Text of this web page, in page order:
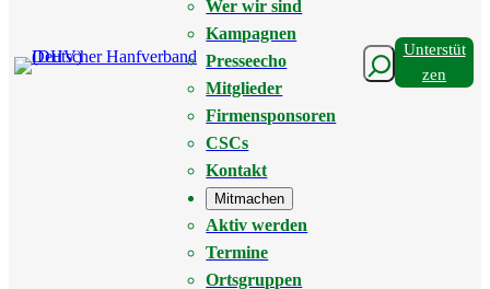
Wer wir sind
Kampagnen
Presseecho
Mitglieder
Firmensponsoren
CSCs
Kontakt
Mitmachen
Aktiv werden
Termine
Ortsgruppen
SuchenUnterstüt
Zen